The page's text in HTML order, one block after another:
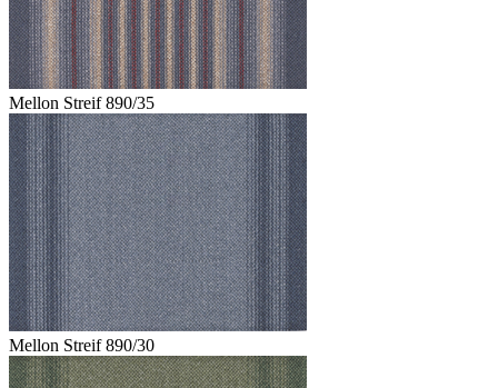
Mellon Streif 890/35
Mellon Streif 890/30